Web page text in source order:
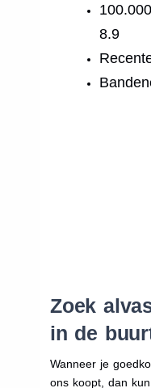
8.9
Zoek
in de
Wanneer je
ons koopt, dan